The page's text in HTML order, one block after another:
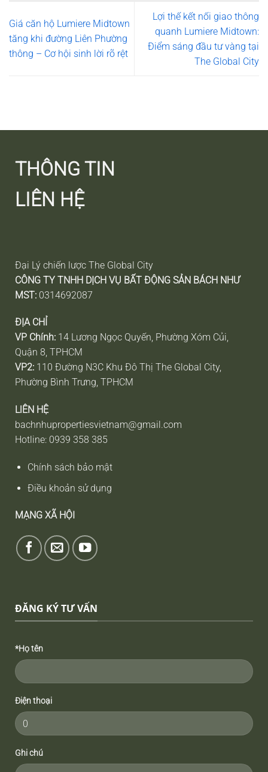
Giá căn hộ Lumiere Midtown
tăng khi đường Liên Phường
thông – Cơ hội sinh lời rõ rệt
Lợi thế kết nối giao thông
quanh Lumiere Midtown:
Điểm sáng đầu tư vàng tại
The Global City
THÔNG TIN
LIÊN HỆ
Đại Lý chiến lược The Global City
CÔNG TY TNHH DỊCH VỤ BẤT ĐỘNG SẢN BÁCH NHƯ
MST: 0314692087
ĐỊA CHỈ
VP Chính: 14 Lương Ngọc Quyến, Phường Xóm Củi,
Quận 8, TPHCM
VP2: 110 Đường N3C Khu Đô Thị The Global City,
Phường Bình Trưng, TPHCM
LlÊN HỆ
bachnhupropertiesvietnam@gmail.com
Hotline: 0939 358 385
Chính sách bảo mật
Điều khoản sử dụng
MẠNG XÃ HỘI
ĐĂNG KÝ TƯ VẤN
*Họ tên
Điện thoại
Ghi chú